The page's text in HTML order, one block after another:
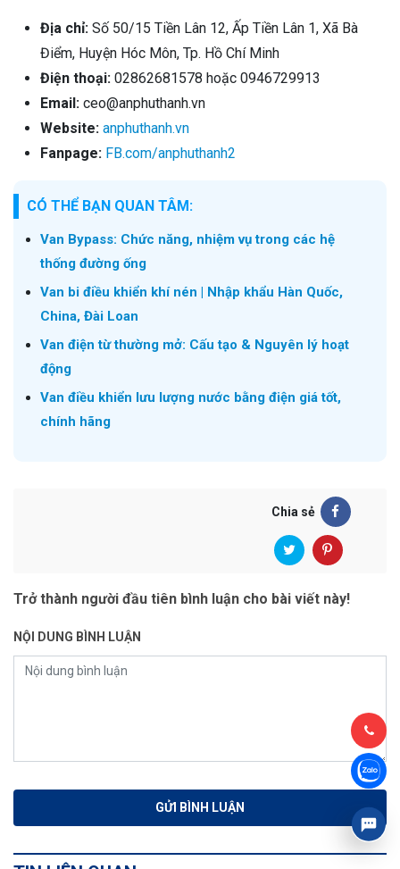
Địa chỉ: Số 50/15 Tiền Lân 12, Ấp Tiền Lân 1, Xã Bà
Điểm, Huyện Hóc Môn, Tp. Hồ Chí Minh
Điện thoại: 02862681578 hoặc 0946729913
Email: ceo@anphuthanh.vn
Website: anphuthanh.vn
Fanpage: FB.com/anphuthanh2
CÓ THỂ BẠN QUAN TÂM:
Van Bypass: Chức năng, nhiệm vụ trong các hệ
thống đường ống
Van bi điều khiển khí nén | Nhập khẩu Hàn Quốc,
China, Đài Loan
Van điện từ thường mở: Cấu tạo & Nguyên lý hoạt
động
Van điều khiển lưu lượng nước bằng điện giá tốt,
chính hãng
Chia sẻ
Trở thành người đầu tiên bình luận cho bài viết này!
NỘI DUNG BÌNH LUẬN